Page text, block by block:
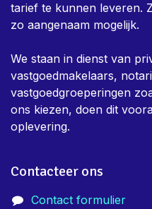
tarief te kunnen leveren.
zo aangenaam mogelijk.
We staan in dienst van
vastgoedmakelaars,
vastgoedgroeperingen
ons kiezen, doen dit
oplevering.
Contacteer ons
Contact formulier